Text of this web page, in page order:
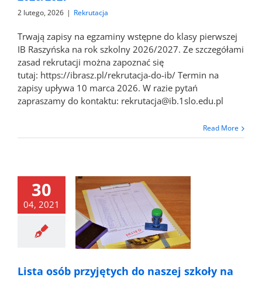
2 lutego, 2026 | Rekrutacja
Trwają zapisy na egzaminy wstępne do klasy pierwszej
IB Raszyńska na rok szkolny 2026/2027. Ze szczegółami
zasad rekrutacji można zapoznać się
tutaj: https://ibrasz.pl/rekrutacja-do-ib/ Termin na
zapisy upływa 10 marca 2026. W razie pytań
zapraszamy do kontaktu: rekrutacja@ib.1slo.edu.pl
Read More
30
04, 2021
przyjętych
szkoły na
2021/2022
Lista osób przyjętych do naszej szkoły na